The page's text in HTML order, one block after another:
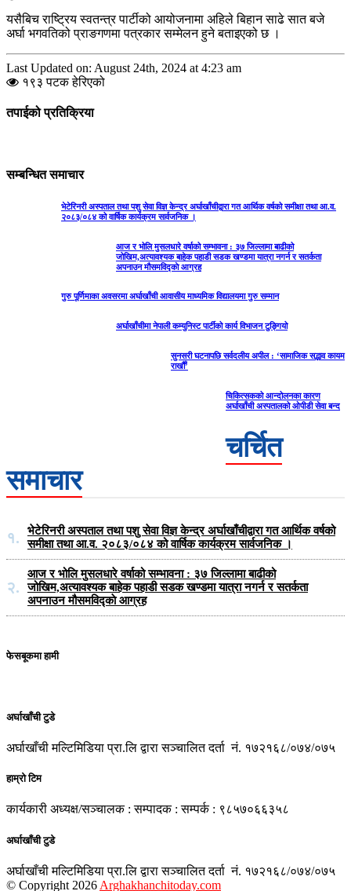
यसैबिच राष्ट्रिय स्वतन्त्र पार्टीको आयोजनामा अहिले बिहान साढे सात बजे
अर्घा भगवतिको प्राङगणमा पत्रकार सम्मेलन हुने बताइएको छ ।
Last Updated on: August 24th, 2024 at 4:23 am
१९३ पटक हेरिएको
तपाईको प्रतिक्रिया
सम्बन्धित समाचार
भेटेरिनरी अस्पताल तथा पशु सेवा विज्ञ केन्द्र अर्घाखाँचीद्वारा गत आर्थिक वर्षको समीक्षा तथा आ.व.
२०८३/०८४ को वार्षिक कार्यक्रम सार्वजनिक ।
आज र भोलि मुसलधारे वर्षाको सम्भावना : ३७ जिल्लामा बाढीको
जोखिम,अत्यावश्यक बाहेक पहाडी सडक खण्डमा यात्रा नगर्न र सतर्कता
अपनाउन मौसमविद्काे आग्रह
गुरु पूर्णिमाका अवसरमा अर्घाखाँची आवासीय माध्यमिक विद्यालयमा गुरु सम्मान
अर्घाखाँचीमा नेपाली कम्युनिस्ट पार्टीको कार्य विभाजन टुङ्गियो
सुनसरी घटनापछि सर्वदलीय अपील : ‘सामाजिक सद्भाव कायम
राखौँ’
चिकित्सकको आन्दोलनका कारण
अर्घाखाँची अस्पतालको ओपीडी सेवा बन्द
चर्चित
समाचार
१.
भेटेरिनरी अस्पताल तथा पशु सेवा विज्ञ केन्द्र अर्घाखाँचीद्वारा गत आर्थिक वर्षको
समीक्षा तथा आ.व. २०८३/०८४ को वार्षिक कार्यक्रम सार्वजनिक ।
२.
आज र भोलि मुसलधारे वर्षाको सम्भावना : ३७ जिल्लामा बाढीको
जोखिम,अत्यावश्यक बाहेक पहाडी सडक खण्डमा यात्रा नगर्न र सतर्कता
अपनाउन मौसमविद्काे आग्रह
फेसबूकमा हामी
अर्घाखाँची टुडे
अर्घाखाँची मल्टिमिडिया प्रा.लि द्वारा सञ्चालित दर्ता नं. १७२१६८/०७४/०७५
हाम्रो टिम
कार्यकारी अध्यक्ष/सञ्चालक : सम्पादक : सम्पर्क : ९८५७०६६३५८
अर्घाखाँची टुडे
अर्घाखाँची मल्टिमिडिया प्रा.लि द्वारा सञ्चालित दर्ता नं. १७२१६८/०७४/०७५
© Copyright 2026 Arghakhanchitoday.com